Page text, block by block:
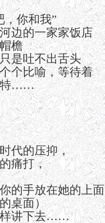
，你和我”
边的一家家饭店
檐
是吐不出舌头
个比喻，等待着
特……
代的压抑，
痛打，
的手放在她的上面
桌面）
样讲下去……